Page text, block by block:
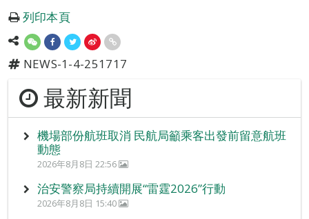
列印本頁
NEWS-1-4-251717
最新新聞
機場部份航班取消 民航局籲乘客出發前留意航班
動態
2026年8月8日 22:56
治安警察局持續開展“雷霆2026”行動
2026年8月8日 15:40